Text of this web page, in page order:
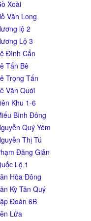
Xoài
Văn Long
lộ 2
Lộ 3
Đình Cẩn
Tấn Bê
Trọng Tấn
Văn Quới
Khu 1-6
Bình Đông
Quý Yêm
Thị Tú
Đăng Giản
Lộ 1
Hòa Đông
Kỳ Tân Quý
Đoàn 6B
Lửa